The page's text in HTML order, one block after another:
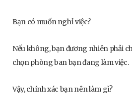
Bạn có muốn nghỉ việc?
Nếu không, bạn đương nhiên phải
chọn phòng ban bạn đang làm việc.
Vậy, chính xác bạn nên làm gì?